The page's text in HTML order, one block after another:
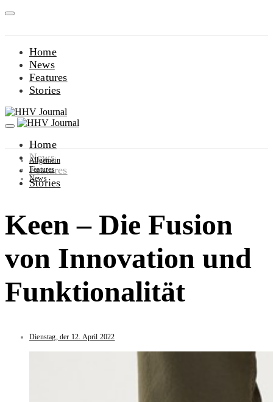
Home
News
Features
Stories
Home
News
Features
Stories
Allgemein
Features
News
Keen – Die Fusion
von Innovation und
Funktionalität
Dienstag, der 12. April 2022